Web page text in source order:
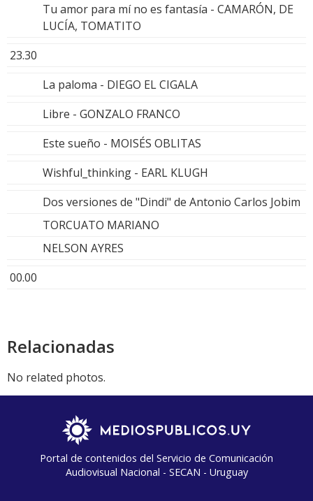
Tu amor para mí no es fantasía - CAMARÓN, DE
LUCÍA, TOMATITO
23.30
La paloma - DIEGO EL CIGALA
Libre - GONZALO FRANCO
Este sueño - MOISÉS OBLITAS
Wishful_thinking - EARL KLUGH
Dos versiones de "Dindi" de Antonio Carlos Jobim
TORCUATO MARIANO
NELSON AYRES
00.00
Relacionadas
No related photos.
Portal de contenidos del Servicio de Comunicación
Audiovisual Nacional - SECAN - Uruguay